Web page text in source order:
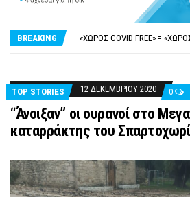
BREAKING
ΠΕΡΊ ΑΝΑΣΤΟΛΉΣ
TOP STORIES
12 ΔΕΚΕΜΒΡΊΟΥ 2020 0
“Άνοιξαν” οι ουρανοί στο
καταρράκτης του